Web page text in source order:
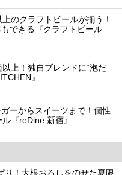
のクラフトビールが揃う！
できる『クラフトビール
上！独自ブレンドに“泡だ
』
ーからスイーツまで！個性
『reDine 新宿』
り！大根おろしをのせた夏限